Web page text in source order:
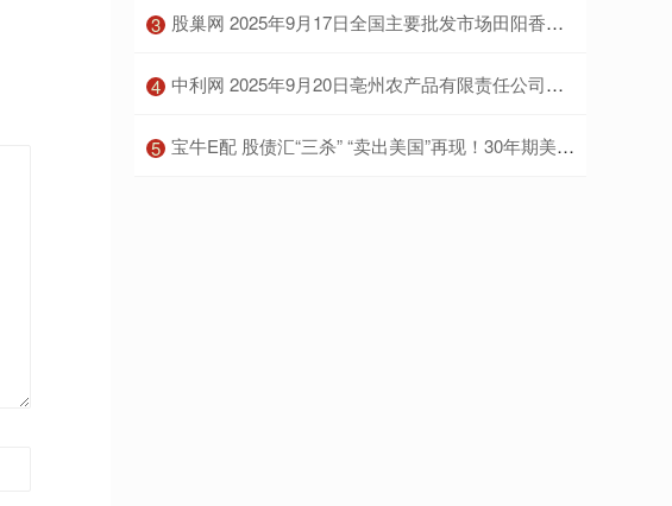
3 ​股巢网 2025年9月17日全国主要批发市场田阳香芒价格行情
4 ​中利网 2025年9月20日亳州农产品有限责任公司价格行情
5 ​宝牛E配 股债汇“三杀” “卖出美国”再现！30年期美债收益率突破5% 金价拉升 美国已失去“最后一个AAA评级”